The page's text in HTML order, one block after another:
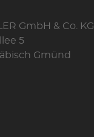
GmbH & Co. KG
5
Gmünd